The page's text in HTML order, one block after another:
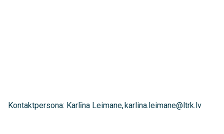
Kontaktpersona: Karlīna Leimane, karlina.leimane@ltrk.lv